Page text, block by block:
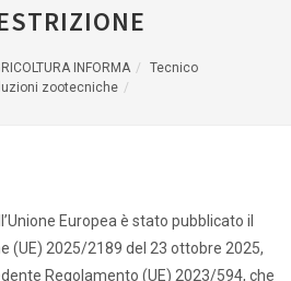
INFORMA
Tecnico
zootecniche
Europea è stato pubblicato il
(UE) 2025/2189 del 23 ottobre 2025,
Regolamento (UE) 2023/594, che